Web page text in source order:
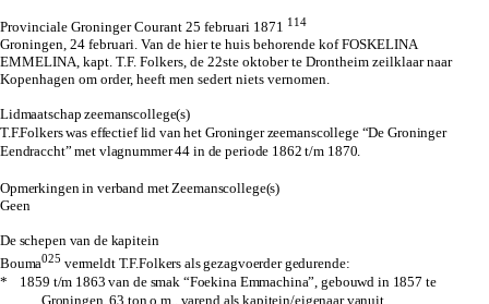
Provinciale Groninger Courant 25 februari 1871 114
Groningen, 24 februari. Van de hier te huis behorende kof FOSKELINA
EMMELINA, kapt. T.F. Folkers, de 22ste oktober te Drontheim zeilklaar naar
Kopenhagen om order, heeft men sedert niets vernomen.
Lidmaatschap zeemanscollege(s)
T.F.Folkers was effectief lid van het Groninger zeemanscollege “De Groninger
Eendraccht” met vlagnummer 44 in de periode 1862 t/m 1870.
Opmerkingen in verband met Zeemanscollege(s)
Geen
De schepen van de kapitein
Bouma025 vermeldt T.F.Folkers als gezagvoerder gedurende:
* 1859 t/m 1863 van de smak “Foekina Emmachina”, gebouwd in 1857 te
Groningen, 63 ton o.m., varend als kapitein/eigenaar vanuit